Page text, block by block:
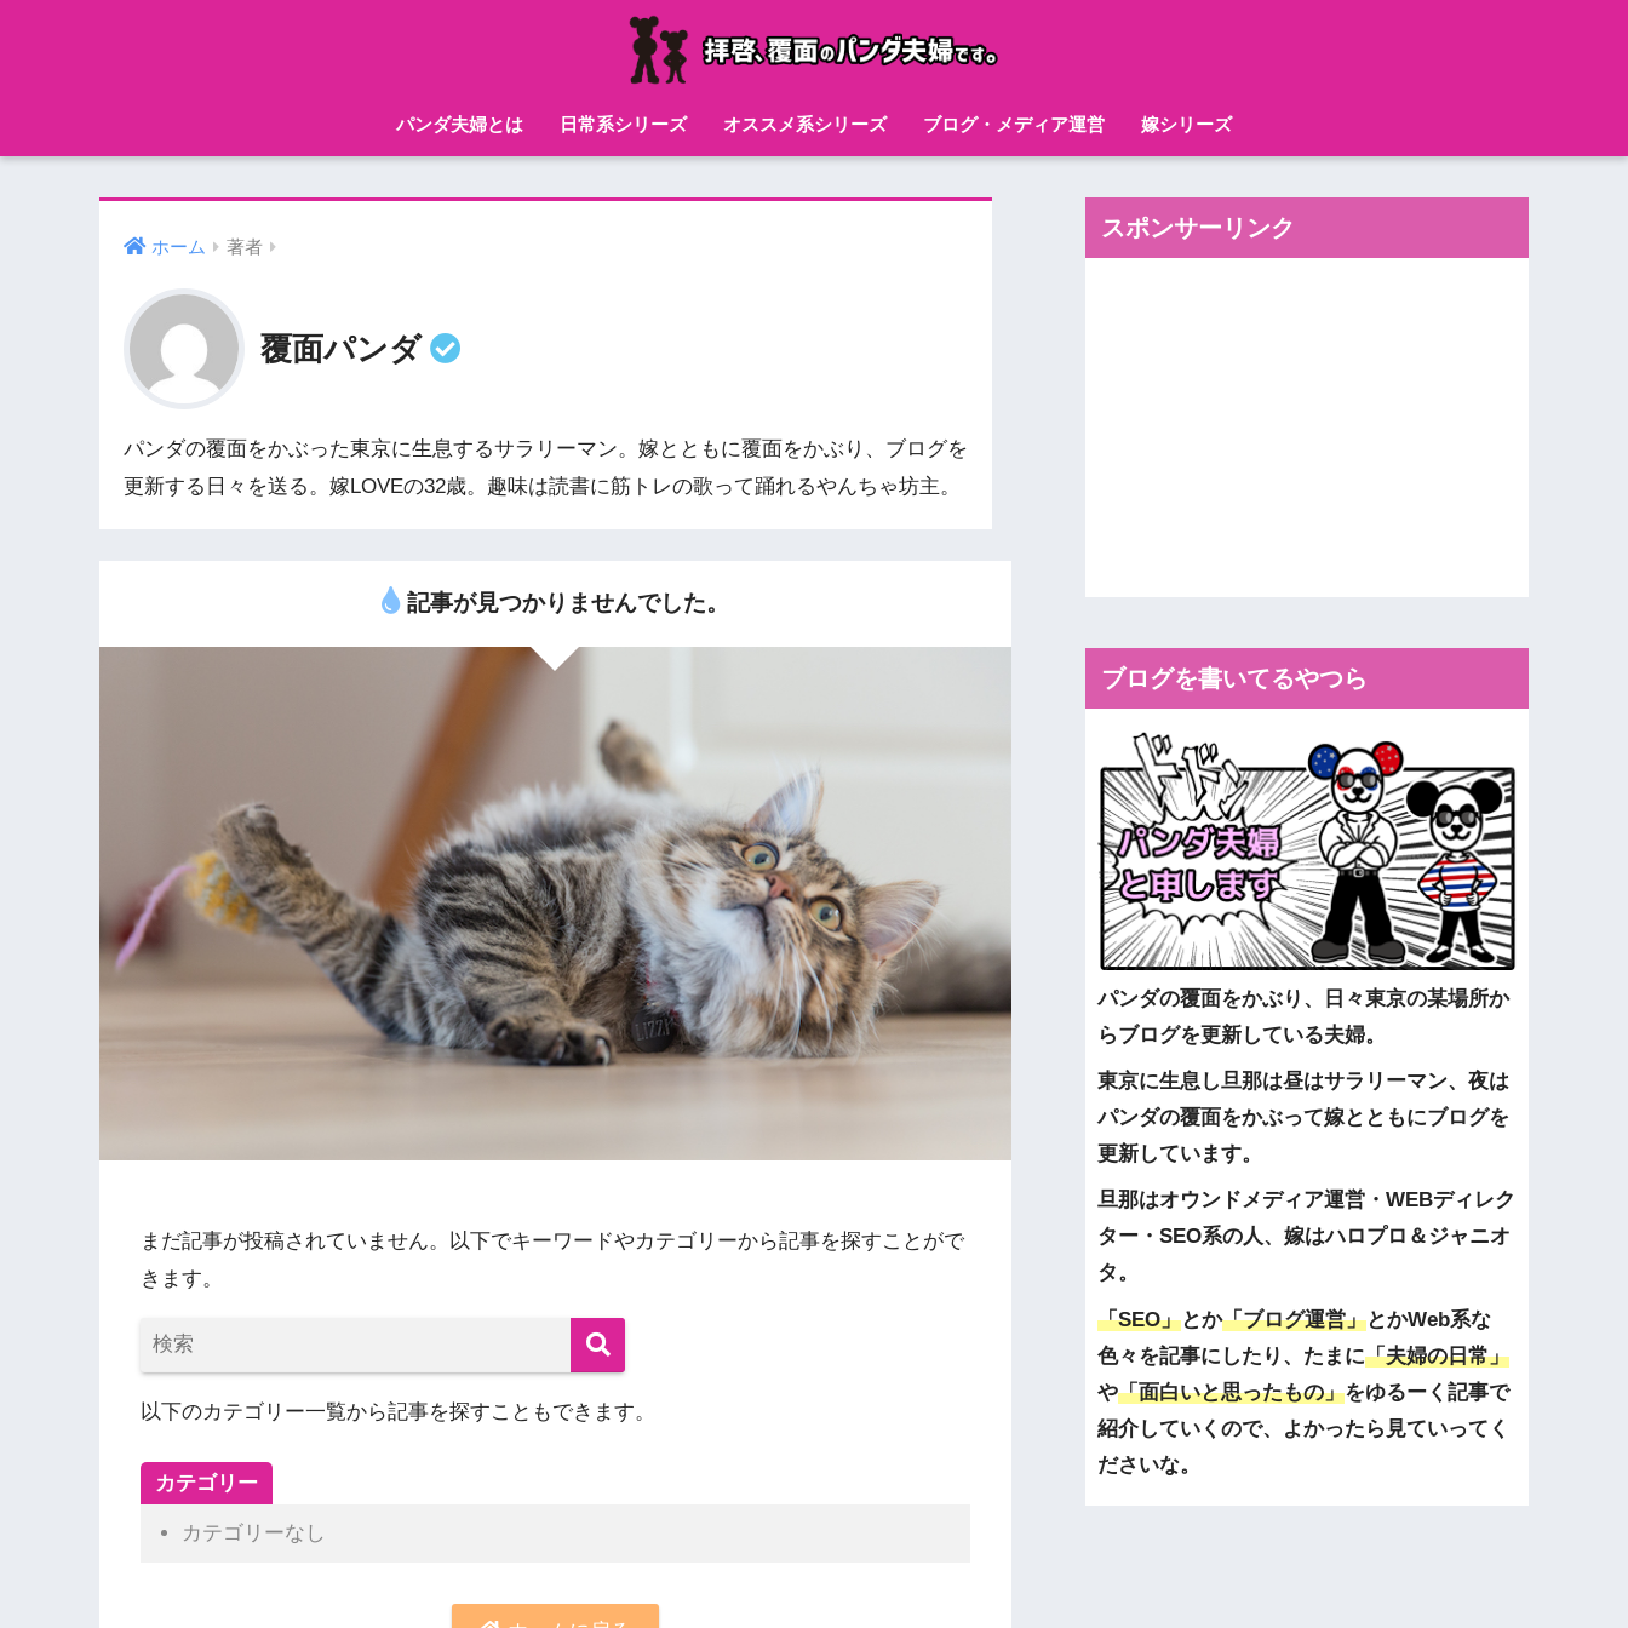
パンダ夫婦とは 日常系シリーズ オススメ系シリーズ ブログ・メディア運営 嫁シリーズ
ホーム 著者
覆面パンダ
パンダの覆面をかぶった東京に生息するサラリーマン。嫁とともに覆面をかぶり、ブログを
更新する日々を送る。嫁LOVEの32歳。趣味は読書に筋トレの歌って踊れるやんちゃ坊主。
記事が見つかりませんでした。
まだ記事が投稿されていません。以下でキーワードやカテゴリーから記事を探すことがで
きます。
以下のカテゴリー一覧から記事を探すこともできます。
カテゴリー
カテゴリーなし
スポンサーリンク
ブログを書いてるやつら
パンダの覆面をかぶり、日々東京の某場所か
らブログを更新している夫婦。
東京に生息し旦那は昼はサラリーマン、夜は
パンダの覆面をかぶって嫁とともにブログを
更新しています。
旦那はオウンドメディア運営・WEBディレク
ター・SEO系の人、嫁はハロプロ＆ジャニオ
タ。
「SEO」とか「ブログ運営」とかWeb系な
色々を記事にしたり、たまに「夫婦の日常」
や「面白いと思ったもの」をゆるーく記事で
紹介していくので、よかったら見ていってく
ださいな。